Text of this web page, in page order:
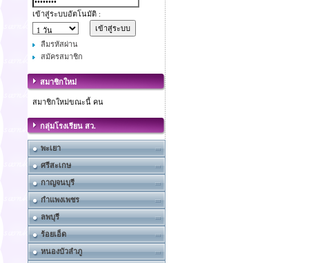
เข้าสู่ระบบอัตโนมัติ :
ลืมรหัสผ่าน
สมัครสมาชิก
สมาชิกใหม่
สมาชิกใหม่ขณะนี้ คน
กลุ่มโรงเรียน สว.
พะเยา
ศรีสะเกษ
กาญจนบุรี
กำแพงเพชร
ลพบุรี
ร้อยเอ็ด
หนองบัวลำภู